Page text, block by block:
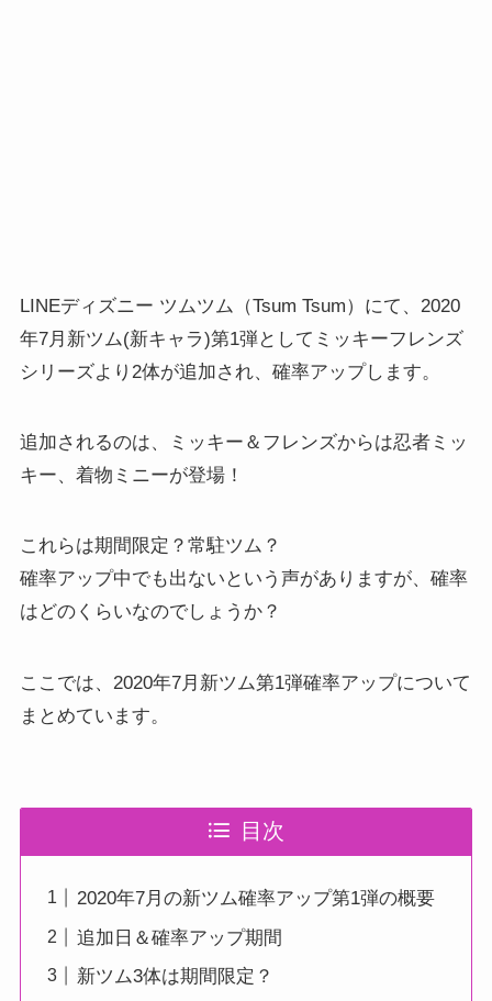
LINEディズニー ツムツム（Tsum Tsum）にて、2020
年7月新ツム(新キャラ)第1弾としてミッキーフレンズ
シリーズより2体が追加され、確率アップします。
追加されるのは、ミッキー＆フレンズからは忍者ミッ
キー、着物ミニーが登場！
これらは期間限定？常駐ツム？
確率アップ中でも出ないという声がありますが、確率
はどのくらいなのでしょうか？
ここでは、2020年7月新ツム第1弾確率アップについて
まとめています。
目次
2020年7月の新ツム確率アップ第1弾の概要
追加日＆確率アップ期間
新ツム3体は期間限定？